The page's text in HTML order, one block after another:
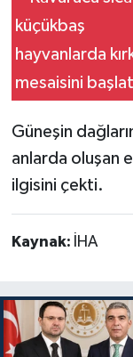
Güneşin
anlarda oluşan
ilgisini çekti.
Kaynak: İHA